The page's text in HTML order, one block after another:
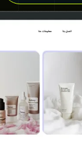
العملاء من مختلف
المزدحمة
الإلكتروني
كما يوفر الموقع
من مختلف المرافق